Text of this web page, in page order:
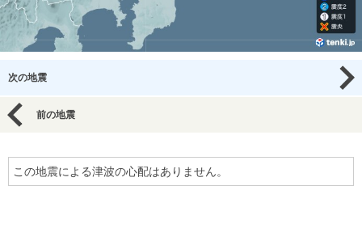
次の地震
前の地震
この地震による津波の心配はありません。